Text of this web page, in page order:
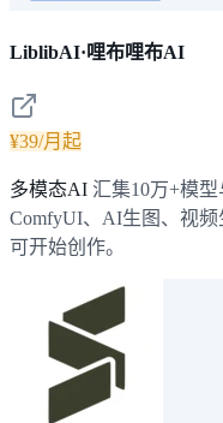
LiblibAI·哩布哩布AI
¥39/月起
多模态AI 汇集10万+模型
ComfyUI、AI生图、视
可开始创作。